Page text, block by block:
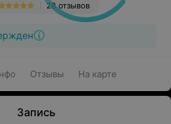
28 отзывов
Отзывы На карте
Запись